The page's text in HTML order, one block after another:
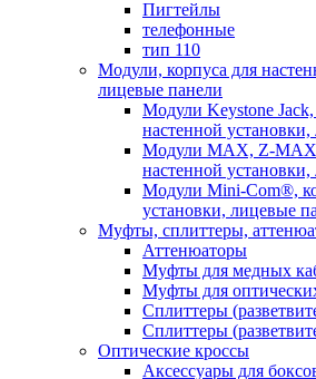
Пигтейлы
телефонные
тип 110
Модули, корпуса для
лицевые панели
Модули Keystone Jack,
настенной
Модули MAX, Z-MAX
настенной
Модули Mini-Com®,
установки, лицевые
Муфты, сплиттеры,
Аттенюаторы
Муфты для медных
Муфты для
Сплиттеры
Сплиттеры
Оптические кроссы
Аксессуары для